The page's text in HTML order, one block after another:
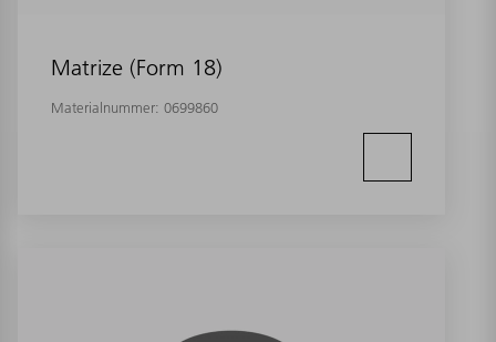
Matrize (Form 18)
Materialnummer: 0699860